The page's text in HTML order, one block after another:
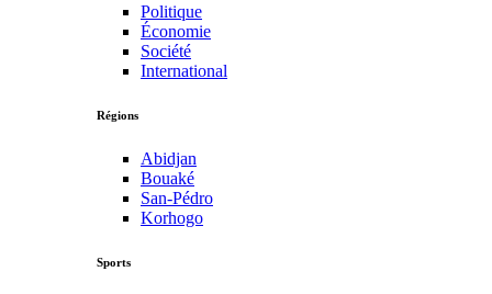
Politique
Économie
Société
International
Régions
Abidjan
Bouaké
San-Pédro
Korhogo
Sports